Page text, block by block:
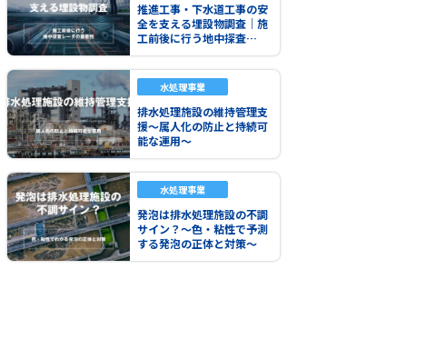
推進工事・下水道工事の安
全を支える埋設物調査｜施
工前後に行う地中探査…
水処理事業
排水処理施設の維持管理支
援～属人化の防止と持続可
能な運用～
水処理事業
発泡は排水処理施設の不調
サイン？～色・粘性で予測
する発泡の正体と対策～